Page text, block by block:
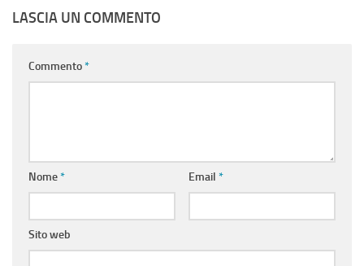
LASCIA UN COMMENTO
Commento*
Nome* Email *
Sito web